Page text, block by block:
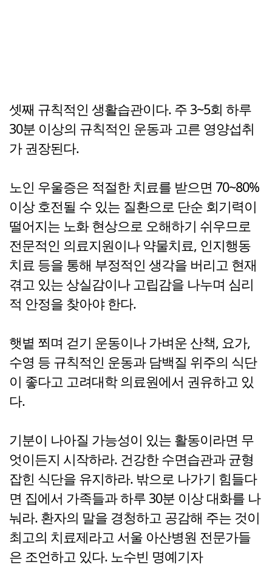
셋째 규칙적인 생활습관이다. 주 3~5회 하루
30분 이상의 규칙적인 운동과 고른 영양섭취
가 권장된다.
노인 우울증은 적절한 치료를 받으면 70~80%
이상 호전될 수 있는 질환으로 단순 회기력이
떨어지는 노화 현상으로 오해하기 쉬우므로
전문적인 의료지원이나 약물치료, 인지행동
치료 등을 통해 부정적인 생각을 버리고 현재
겪고 있는 상실감이나 고립감을 나누며 심리
적 안정을 찾아야 한다.
햇볕 쬐며 걷기 운동이나 가벼운 산책, 요가,
수영 등 규칙적인 운동과 담백질 위주의 식단
이 좋다고 고려대학 의료원에서 권유하고 있
다.
기분이 나아질 가능성이 있는 활동이라면 무
엇이든지 시작하라. 건강한 수면습관과 균형
잡힌 식단을 유지하라. 밖으로 나가기 힘들다
면 집에서 가족들과 하루 30분 이상 대화를 나
눠라. 환자의 말을 경청하고 공감해 주는 것이
최고의 치료제라고 서울 아산병원 전문가들
은 조언하고 있다. 노수빈 명예기자